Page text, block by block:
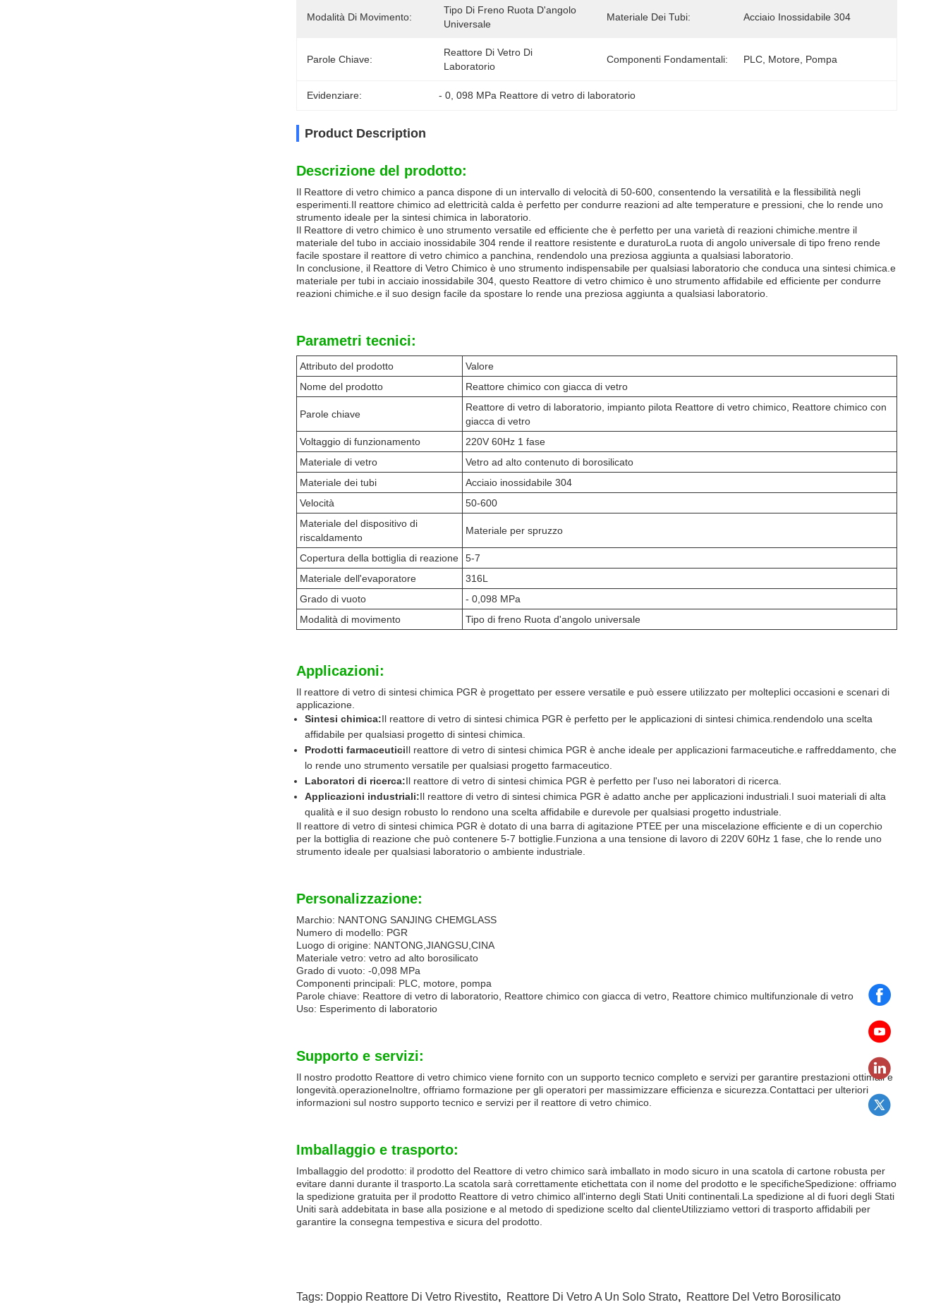
Modalità Di Movimento:
Tipo Di Freno Ruota D'angolo
Universale
Materiale Dei Tubi: Acciaio Inossidabile 304
Parole Chiave:
Reattore Di Vetro Di
Laboratorio
Componenti Fondamentali: PLC, Motore, Pompa
Evidenziare: - 0 , 098 MPa Reattore di vetro di laboratorio
Product Description
Descrizione del prodotto:
Il Reattore di vetro chimico a panca dispone di un intervallo di velocità di 50-600, consentendo la versatilità e la flessibilità negli
esperimenti.Il reattore chimico ad elettricità calda è perfetto per condurre reazioni ad alte temperature e pressioni, che lo rende uno
strumento ideale per la sintesi chimica in laboratorio.
Il Reattore di vetro chimico è uno strumento versatile ed efficiente che è perfetto per una varietà di reazioni chimiche.mentre il
materiale del tubo in acciaio inossidabile 304 rende il reattore resistente e duraturoLa ruota di angolo universale di tipo freno rende
facile spostare il reattore di vetro chimico a panchina, rendendolo una preziosa aggiunta a qualsiasi laboratorio.
In conclusione, il Reattore di Vetro Chimico è uno strumento indispensabile per qualsiasi laboratorio che conduca una sintesi chimica.e
materiale per tubi in acciaio inossidabile 304, questo Reattore di vetro chimico è uno strumento affidabile ed efficiente per condurre
reazioni chimiche.e il suo design facile da spostare lo rende una preziosa aggiunta a qualsiasi laboratorio.
Parametri tecnici:
Attributo del prodotto
Valore
Nome del prodotto
Reattore chimico con giacca di vetro
Parole chiave
Reattore di vetro di laboratorio, impianto pilota Reattore di vetro chimico, Reattore chimico con
giacca di vetro
Voltaggio di funzionamento
220V 60Hz 1 fase
Materiale di vetro
Vetro ad alto contenuto di borosilicato
Materiale dei tubi
Acciaio inossidabile 304
Velocità
50-600
Materiale del dispositivo di
riscaldamento
Materiale per spruzzo
Copertura della bottiglia di reazione
5-7
Materiale dell'evaporatore
316L
Grado di vuoto
- 0,098 MPa
Modalità di movimento
Tipo di freno Ruota d'angolo universale
Applicazioni:
Il reattore di vetro di sintesi chimica PGR è progettato per essere versatile e può essere utilizzato per molteplici occasioni e scenari di
applicazione.
Sintesi chimica:Il reattore di vetro di sintesi chimica PGR è perfetto per le applicazioni di sintesi chimica.rendendolo una scelta
affidabile per qualsiasi progetto di sintesi chimica.
Prodotti farmaceuticiIl reattore di vetro di sintesi chimica PGR è anche ideale per applicazioni farmaceutiche.e raffreddamento, che
lo rende uno strumento versatile per qualsiasi progetto farmaceutico.
Laboratori di ricerca:Il reattore di vetro di sintesi chimica PGR è perfetto per l'uso nei laboratori di ricerca.
Applicazioni industriali:Il reattore di vetro di sintesi chimica PGR è adatto anche per applicazioni industriali.I suoi materiali di alta
qualità e il suo design robusto lo rendono una scelta affidabile e durevole per qualsiasi progetto industriale.
Il reattore di vetro di sintesi chimica PGR è dotato di una barra di agitazione PTEE per una miscelazione efficiente e di un coperchio
per la bottiglia di reazione che può contenere 5-7 bottiglie.Funziona a una tensione di lavoro di 220V 60Hz 1 fase, che lo rende uno
strumento ideale per qualsiasi laboratorio o ambiente industriale.
Personalizzazione:
Marchio: NANTONG SANJING CHEMGLASS
Numero di modello: PGR
Luogo di origine: NANTONG,JIANGSU,CINA
Materiale vetro: vetro ad alto borosilicato
Grado di vuoto: -0,098 MPa
Componenti principali: PLC, motore, pompa
Parole chiave: Reattore di vetro di laboratorio, Reattore chimico con giacca di vetro, Reattore chimico multifunzionale di vetro
Uso: Esperimento di laboratorio
Supporto e servizi:
Il nostro prodotto Reattore di vetro chimico viene fornito con un supporto tecnico completo e servizi per garantire prestazioni ottimali e
longevità.operazioneInoltre, offriamo formazione per gli operatori per massimizzare efficienza e sicurezza.Contattaci per ulteriori
informazioni sul nostro supporto tecnico e servizi per il reattore di vetro chimico.
Imballaggio e trasporto:
Imballaggio del prodotto: il prodotto del Reattore di vetro chimico sarà imballato in modo sicuro in una scatola di cartone robusta per
evitare danni durante il trasporto.La scatola sarà correttamente etichettata con il nome del prodotto e le specificheSpedizione: offriamo
la spedizione gratuita per il prodotto Reattore di vetro chimico all'interno degli Stati Uniti continentali.La spedizione al di fuori degli Stati
Uniti sarà addebitata in base alla posizione e al metodo di spedizione scelto dal clienteUtilizziamo vettori di trasporto affidabili per
garantire la consegna tempestiva e sicura del prodotto.
Tags: Doppio Reattore Di Vetro Rivestito, Reattore Di Vetro A Un Solo Strato, Reattore Del Vetro Borosilicato